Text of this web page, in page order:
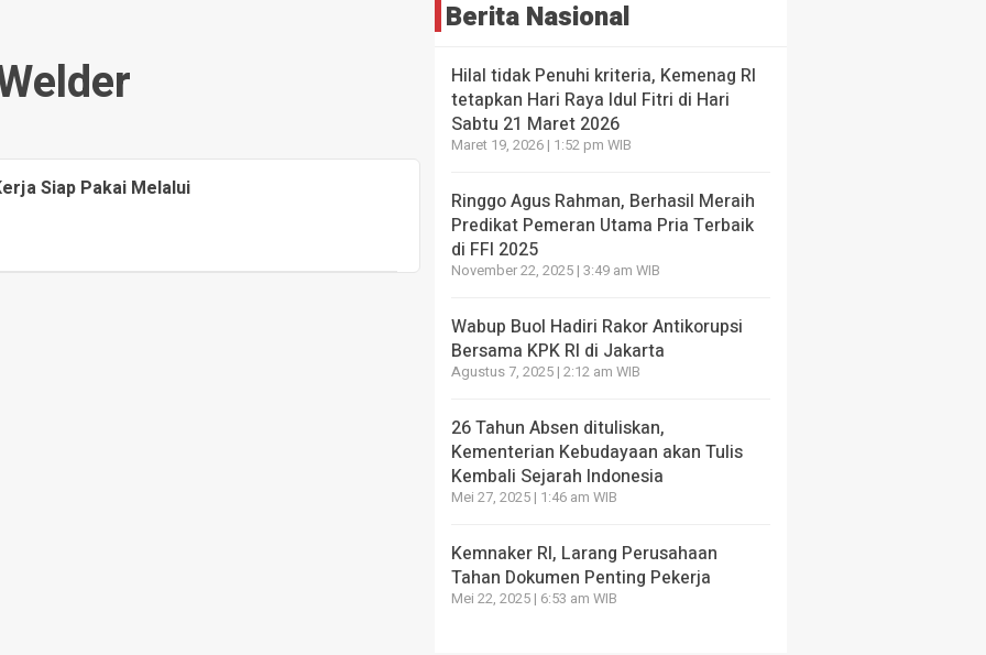
Siap Pakai Melalui
Berita Nasional
Hilal tidak Penuhi kriteria, Kemenag RI
tetapkan Hari Raya Idul Fitri di Hari
Sabtu 21 Maret 2026
Maret 19, 2026 | 1:52 pm WIB
Ringgo Agus Rahman, Berhasil Meraih
Predikat Pemeran Utama Pria Terbaik
di FFI 2025
November 22, 2025 | 3:49 am WIB
Wabup Buol Hadiri Rakor Antikorupsi
Bersama KPK RI di Jakarta
Agustus 7, 2025 | 2:12 am WIB
26 Tahun Absen dituliskan,
Kementerian Kebudayaan akan Tulis
Kembali Sejarah Indonesia
Mei 27, 2025 | 1:46 am WIB
Kemnaker RI, Larang Perusahaan
Tahan Dokumen Penting Pekerja
Mei 22, 2025 | 6:53 am WIB